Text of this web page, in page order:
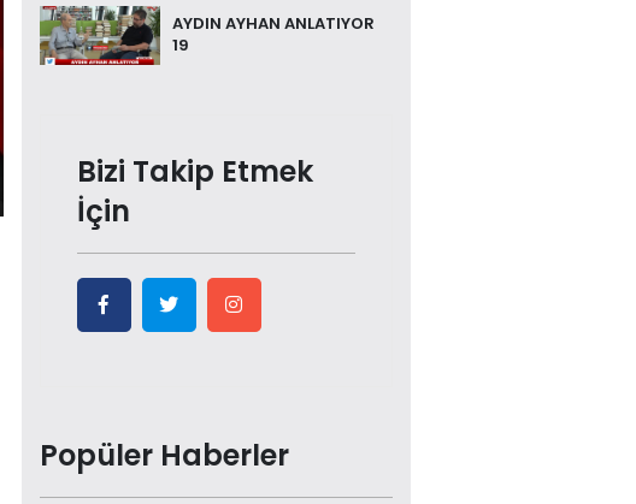
AYDIN AYHAN ANLATIYOR
19
Bizi Takip Etmek
İçin
Popüler Haberler